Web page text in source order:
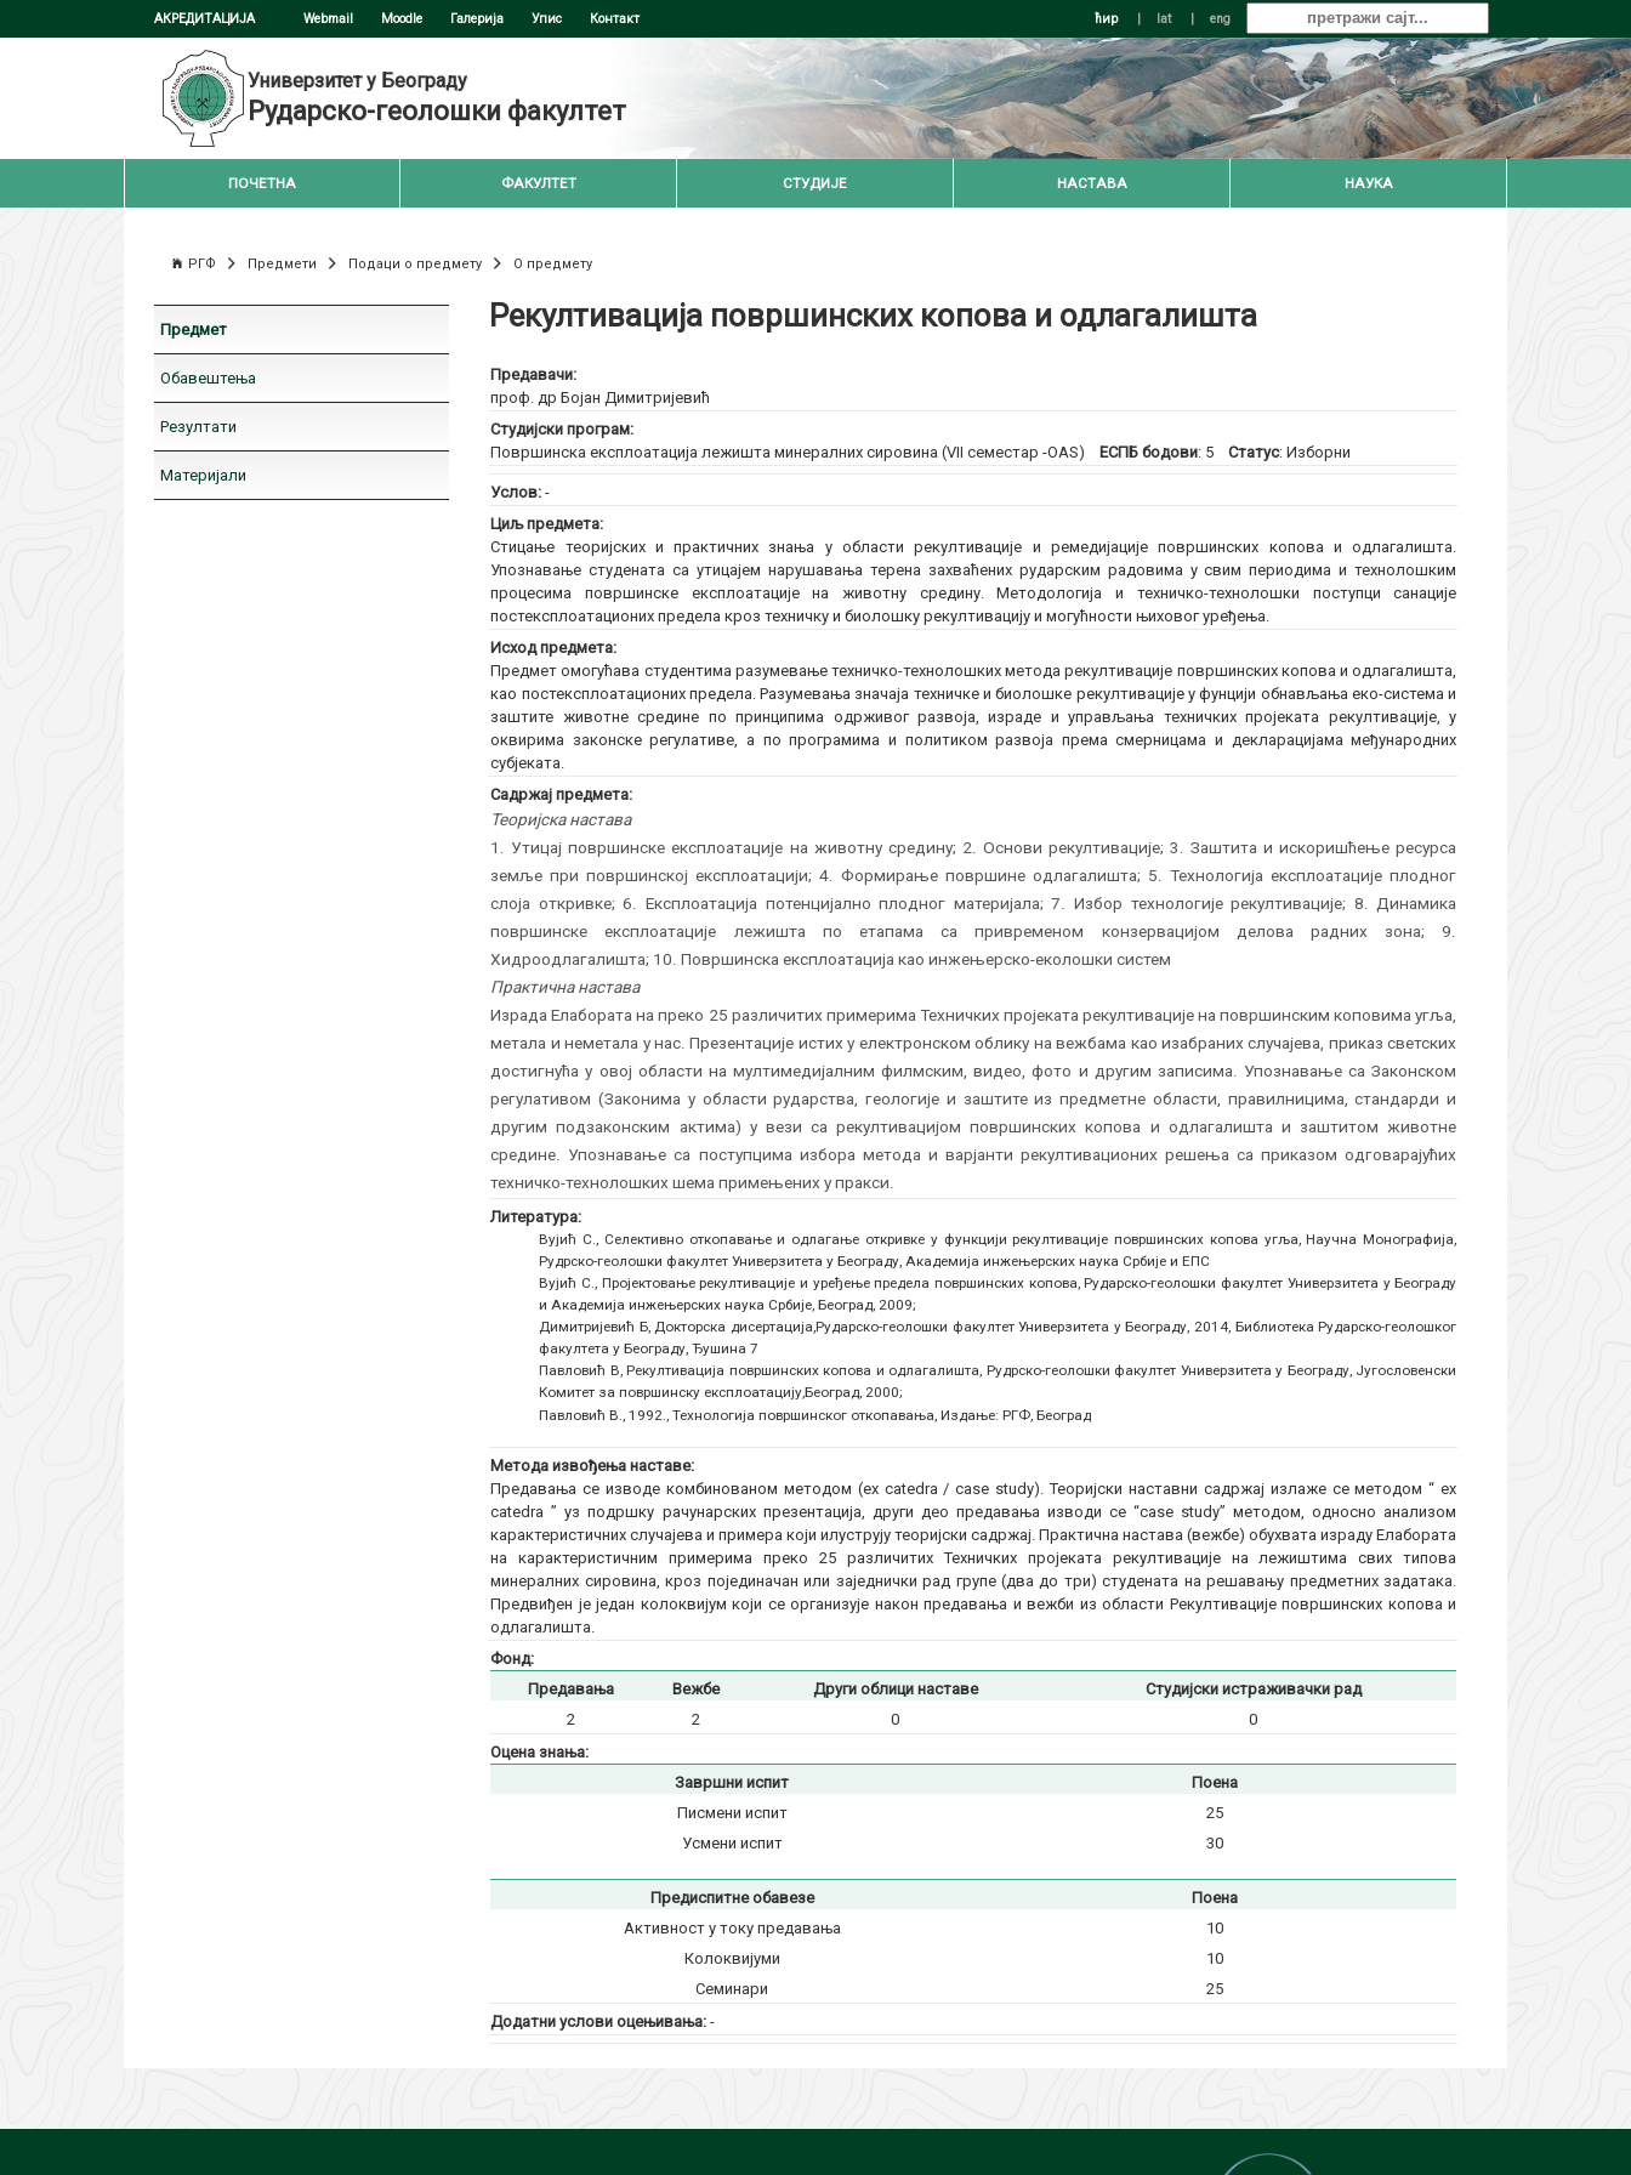
АКРЕДИТАЦИЈА Webmail Moodle Галерија Упис Контакт ћир | lat | eng
Универзитет у Београду
Рударско-геолошки факултет
ПОЧЕТНА ФАКУЛТЕТ СТУДИЈЕ НАСТАВА НАУКА
РГФ Предмети Подаци о предмету О предмету
Предмет
Обавештења
Резултати
Материјали
Рекултивација површинских копова и одлагалишта
Предавачи:
проф. др Бојан Димитријевић
Студијски програм:
Површинска експлоатација лежишта минералних сировина (VII семестар -OAS)
ЕСПБ бодови: 5Статус: Изборни
Услов:-
Циљ предмета:
Стицање теоријских и практичних знања у области рекултивације и ремедијације површинских копова и одлагалишта.
Упознавање студената са утицајем нарушавања терена захваћених рударским радовима у свим периодима и технолошким
процесима површинске експлоатације на животну средину. Методологија и техничко-технолошки поступци санације
постексплоатационих предела кроз техничку и биолошку рекултивацију и могућности њиховог уређења.
Исход предмета:
Предмет омогућава студентима разумевање техничко-технолошких метода рекултивације површинских копова и одлагалишта,
као постексплоатационих предела. Разумевања значаја техничке и биолошке рекултивације у фунцији обнављања еко-система и
заштите животне средине по принципима одрживог развоја, израде и управљања техничких пројеката рекултивације, у
оквирима законске регулативе, а по програмима и политиком развоја према смерницама и декларацијама међународних
субјеката.
Садржај предмета:
Теоријска настава
1. Утицај површинске експлоатације на животну средину; 2. Основи рекултивације; 3. Заштита и искоришћење ресурса
земље при површинској експлоатацији; 4. Формирање површине одлагалишта; 5. Технологија експлоатације плодног
слоја откривке; 6. Експлоатација потенцијално плодног материјала; 7. Избор технологије рекултивације; 8. Динамика
површинске експлоатације лежишта по етапама са привременом конзервацијом делова радних зона; 9.
Хидроодлагалишта; 10. Површинска експлоатација као инжењерско-еколошки систем
Практична настава
Израда Елабората на преко 25 различитих примерима Техничких пројеката рекултивације на површинским коповима угља,
метала и неметала у нас. Презентације истих у електронском облику на вежбама као изабраних случајева, приказ светских
достигнућа у овој области на мултимедијалним филмским, видео, фото и другим записима. Упознавање са Законском
регулативом (Законима у области рударства, геологије и заштите из предметне области, правилницима, стандарди и
другим подзаконским актима) у вези са рекултивацијом површинских копова и одлагалишта и заштитом животне
средине. Упознавање са поступцима избора метода и варјанти рекултивационих решења са приказом одговарајућих
техничко-технолошких шема примењених у пракси.
Литература:
Вујић С., Селективно откопавање и одлагање откривке у функцији рекултивације површинских копова угља, Научна Монографија,
Рудрско-геолошки факултет Универзитета у Београду, Академија инжењерских наука Србије и ЕПС
Вујић С., Пројектовање рекултивације и уређење предела површинских копова, Рударско-геолошки факултет Универзитета у Београду
и Академија инжењерских наука Србије, Београд, 2009;
Димитријевић Б, Докторска дисертација,Рударско-геолошки факултет Универзитета у Београду, 2014, Библиотека Рударско-геолошког
факултета у Београду, Ђушина 7
Павловић В, Рекултивација површинских копова и одлагалишта, Рудрско-геолошки факултет Универзитета у Београду, Југословенски
Комитет за површинску експлоатацију,Београд, 2000;
Павловић В., 1992., Технологија површинског откопавања, Издање: РГФ, Београд
Метода извођења наставе:
Предавања се изводе комбинованом методом (ex catedra / case study). Теоријски наставни садржај излаже се методом “ ex
catedra ” уз подршку рачунарских презентација, други део предавања изводи се “case study” методом, односно анализом
карактеристичних случајева и примера који илуструју теоријски садржај. Практична настава (вежбе) обухвата израду Елабората
на карактеристичним примерима преко 25 различитих Техничких пројеката рекултивације на лежиштима свих типова
минералних сировина, кроз појединачан или заједнички рад групе (два до три) студената на решавању предметних задатака.
Предвиђен је један колоквијум који се организује након предавања и вежби из области Рекултивације површинских копова и
одлагалишта.
Фонд:
Предавања
Вежбе Други облици наставе
Студијски истраживачки рад
2
2 0
0
Оцена знања:
Завршни испит
Поена
Писмени испит
25
Усмени испит
30
Предиспитне обавезе
Поена
Активност у току предавања
10
Колоквијуми
10
Семинари
25
Додатни услови оцењивања:-